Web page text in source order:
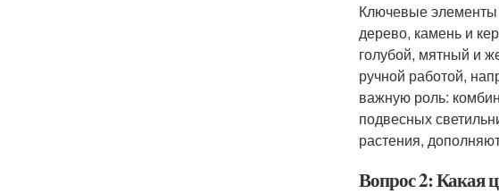
Ключевые элементы
дерево, камень и
голубой, мятный и
ручной работой,
важную роль:
подвесных
растения,
Вопрос 2: Какая